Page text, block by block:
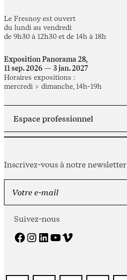
Le Fresnoy est ouvert
du lundi au vendredi
de 9h30 à 12h30 et de 14h à 18h
Exposition Panorama 28,
11 sep. 2026 — 3 jan. 2027
Horaires expositions :
mercredi > dimanche, 14h-19h
Inscrivez-vous à notre newsletter
Suivez-nous
Facebook Instagram LinkedIn YouTube Vimeo